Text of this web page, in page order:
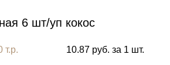
6 шт/уп кокос
т.р.
10.87 руб. за 1 шт.